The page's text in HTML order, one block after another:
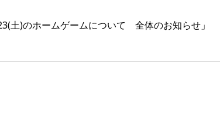
土)のホームゲームについて 全体のお知らせ」